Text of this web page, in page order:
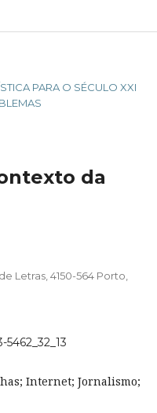
PARA O SÉCULO XXI
da
Letras, 4150-564 Porto,
Internet; Jornalismo;